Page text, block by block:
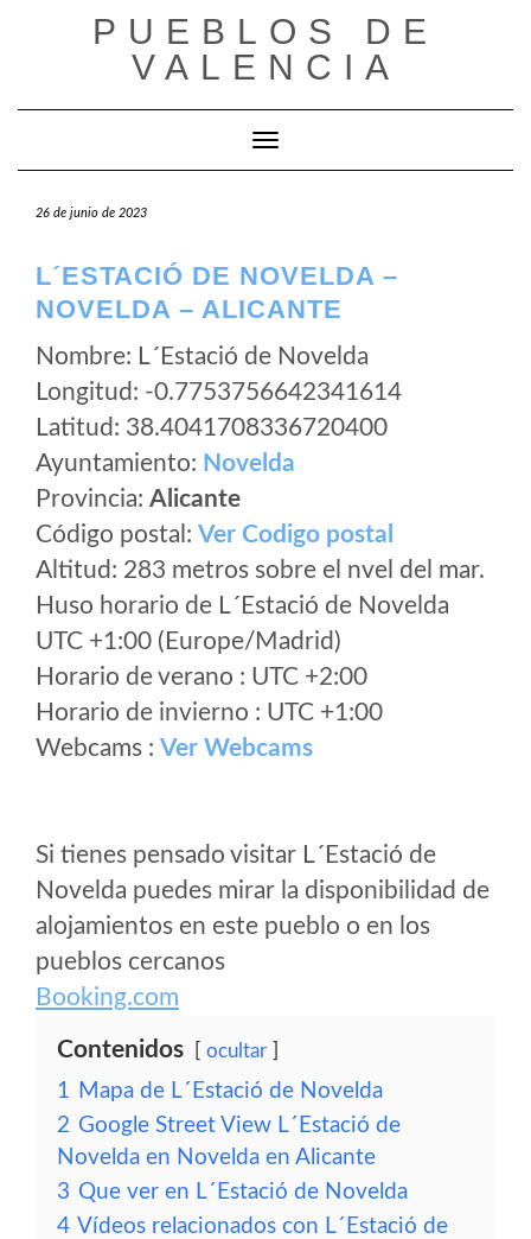
PUEBLOS DE
VALENCIA
Cambiar modo de navegación
26 de junio de 2023
L´ESTACIÓ DE NOVELDA –
NOVELDA – ALICANTE
Nombre: L´Estació de Novelda
Longitud: -0.7753756642341614
Latitud: 38.4041708336720400
Ayuntamiento: Novelda
Provincia: Alicante
Código postal: Ver Codigo postal
Altitud: 283 metros sobre el nvel del mar.
Huso horario de L´Estació de Novelda
UTC +1:00 (Europe/Madrid)
Horario de verano : UTC +2:00
Horario de invierno : UTC +1:00
Webcams : Ver Webcams
Si tienes pensado visitar L´Estació de
Novelda puedes mirar la disponibilidad de
alojamientos en este pueblo o en los
pueblos cercanos
Booking.com
Contenidos ocultar
1 Mapa de L´Estació de Novelda
2 Google Street View L´Estació de
Novelda en Novelda en Alicante
3 Que ver en L´Estació de Novelda
4 Vídeos relacionados con L´Estació de